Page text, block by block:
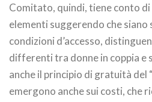
Comitato, quindi, tiene conto
elementi suggerendo che
condizioni d’accesso,
differenti tra donne in coppia e
anche il principio di gratuità del
emergono anche sui costi, che